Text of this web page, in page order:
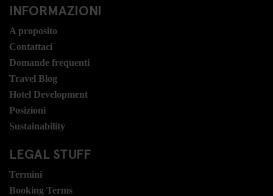
INFORMAZIONI
A proposito
Contattaci
Domande frequenti
Travel Blog
Hotel Development
Posizioni
Sustainability
LEGAL STUFF
Termini
Booking Terms